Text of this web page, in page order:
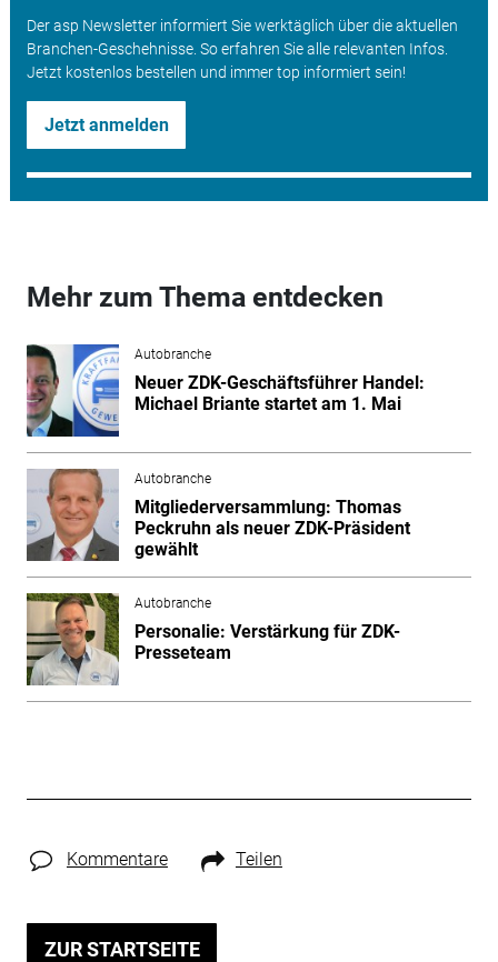
Der asp Newsletter informiert Sie werktäglich über die aktuellen
Branchen-Geschehnisse. So erfahren Sie alle relevanten Infos.
Jetzt kostenlos bestellen und immer top informiert sein!
Jetzt anmelden
Mehr zum Thema entdecken
Autobranche
Neuer ZDK-Geschäftsführer Handel:
Michael Briante startet am 1. Mai
Autobranche
Mitgliederversammlung: Thomas
Peckruhn als neuer ZDK-Präsident
gewählt
Autobranche
Personalie: Verstärkung für ZDK-
Presseteam
Kommentare Teilen
ZUR STARTSEITE